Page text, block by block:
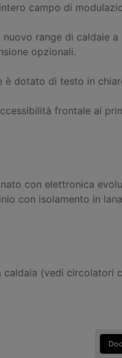
campo di
range di
opzionali.
dotato di testo in
frontale ai
con elettronica
con isolamento in
caldaia (vedi circolatori